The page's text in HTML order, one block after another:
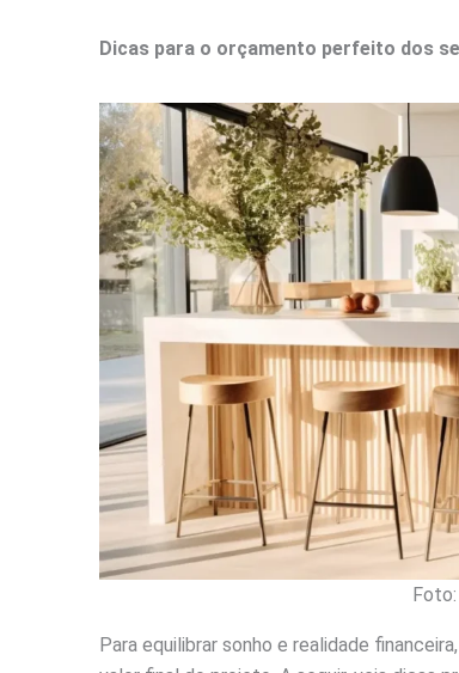
Dicas para o orçamento perfeito dos
Para equilibrar sonho e realidade